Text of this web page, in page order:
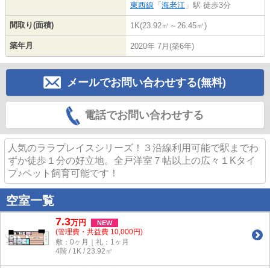
東西線 「 海老江 」駅 徒歩3分
間取り(面積) 1K(23.92㎡～26.45㎡)
築年月 2020年 7月(築6年)
メールでお問い合わせする(無料)
電話でお問い合わせする
人気のララプレイスシリーズ！３沿線利用可能で駅までわ
ずか徒歩１分の好立地。全戸洋室７帖以上の広々１Kタイ
プ♪ペット飼育可能です！
空室一覧
7.3万円 NEW
(管理費・共益費 10,000円)
敷：0ヶ月｜礼：1ヶ月
4階 / 1K / 23.92㎡